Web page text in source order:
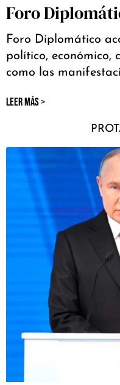
Foro
Foro Diplomático
político, económico,
como las
LEER MÁS >